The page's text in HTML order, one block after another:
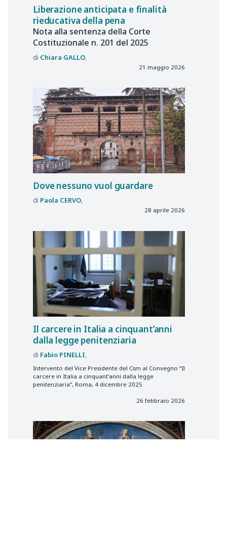
Liberazione anticipata e finalità
rieducativa della pena
Nota alla sentenza della Corte
Costituzionale n. 201 del 2025
Chiara GALLO
21 maggio 2026
Dove nessuno vuol guardare
Paola CERVO
28 aprile 2026
Il carcere in Italia a cinquant’anni
dalla legge penitenziaria
Fabio PINELLI
Intervento del Vice Presidente del Csm al Convegno “Il
carcere in Italia a cinquant’anni dalla legge
penitenziaria”, Roma, 4 dicembre 2025
26 febbraio 2026